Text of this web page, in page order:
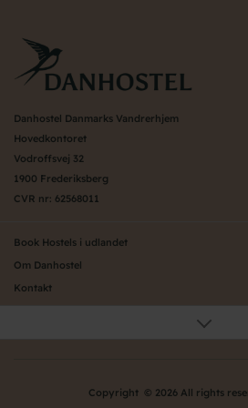
Danhostel Danmarks Vandrerhjem
Hovedkontoret
Vodroffsvej 32
1900 Frederiksberg
CVR nr: 62568011
Book Hostels i udlandet
Om Danhostel
Kontakt
Organisation (hovedkontor)Copyright © 2026 All rights